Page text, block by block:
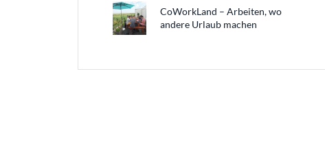
CoWorkLand – Arbeiten, wo
andere Urlaub machen